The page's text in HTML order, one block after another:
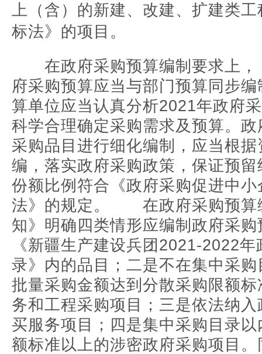
上（含）的新建、改建、扩建类
标法》的项目。
在政府采购预算编制要求上，
府采购预算应当与部门预算同步
算单位应当认真分析2021年政府
科学合理确定采购需求及预算。
采购品目进行细化编制，应当根
编，落实政府采购政策，保证预
份额比例符合《政府采购促进中
法》的规定。 在政府采购预算
知》明确四类情形应编制政府采
《新疆生产建设兵团2021-2022
录》内的品目；二是不在集中采
批量采购金额达到分散采购限额
务和工程采购项目；三是依法纳
买服务项目；四是集中采购目录
额标准以上的涉密政府采购项目